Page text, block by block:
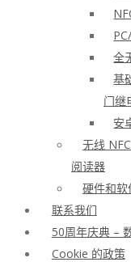
全
基
门继
安
无线
阅读器
硬件和
联系我们
50周年庆典 –
Cookie 的政策